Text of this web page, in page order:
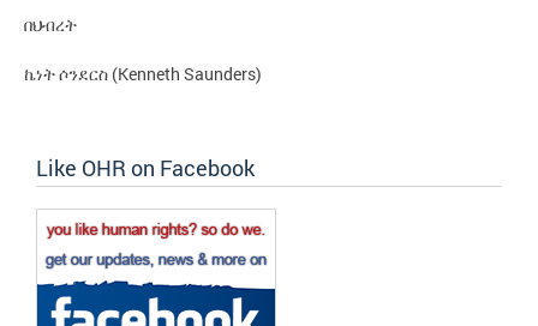
በህብረት
ኬነት ሶንደርስ (Kenneth Saunders)
Like OHR on Facebook